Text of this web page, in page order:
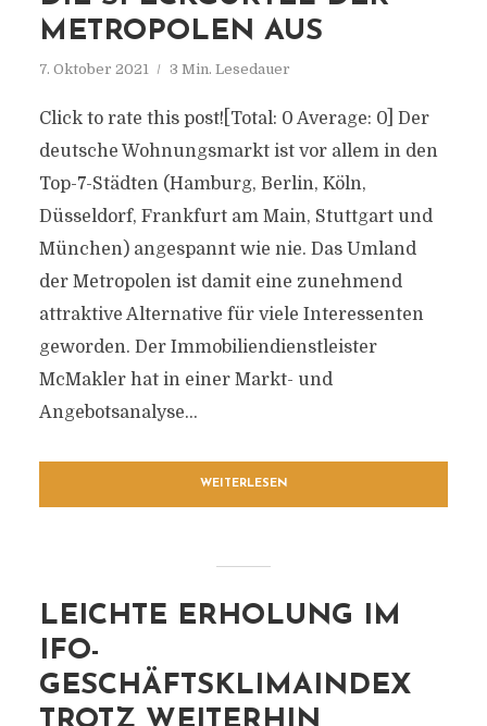
METROPOLEN AUS
7. Oktober 2021 3 Min. Lesedauer
Click to rate this post![Total: 0 Average: 0] Der
deutsche Wohnungsmarkt ist vor allem in den
Top-7-Städten (Hamburg, Berlin, Köln,
Düsseldorf, Frankfurt am Main, Stuttgart und
München) angespannt wie nie. Das Umland
der Metropolen ist damit eine zunehmend
attraktive Alternative für viele Interessenten
geworden. Der Immobiliendienstleister
McMakler hat in einer Markt- und
Angebotsanalyse...
WEITERLESEN
LEICHTE ERHOLUNG IM
IFO-
GESCHÄFTSKLIMAINDEX